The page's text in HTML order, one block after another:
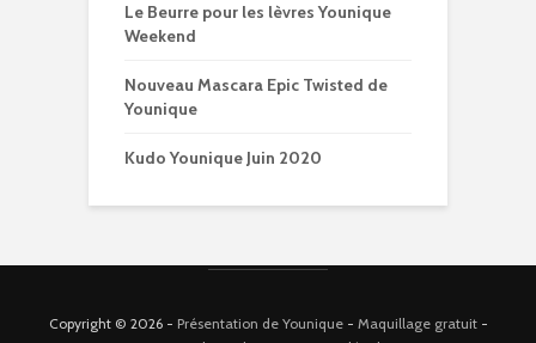
Le Beurre pour les lèvres Younique
Weekend
Nouveau Mascara Epic Twisted de
Younique
Kudo Younique Juin 2020
Copyright © 2026 - Présentation de Younique- Maquillage gratuit-